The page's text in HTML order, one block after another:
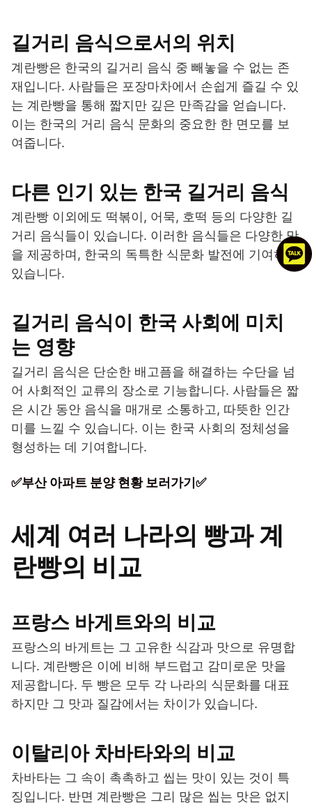
길거리 음식으로서의 위치
계란빵은 한국의 길거리 음식 중 빼놓을 수 없는 존
재입니다. 사람들은 포장마차에서 손쉽게 즐길 수 있
는 계란빵을 통해 짧지만 깊은 만족감을 얻습니다.
이는 한국의 거리 음식 문화의 중요한 한 면모를 보
여줍니다.
다른 인기 있는 한국 길거리 음식
계란빵 이외에도 떡볶이, 어묵, 호떡 등의 다양한 길
거리 음식들이 있습니다. 이러한 음식들은 다양한 맛
을 제공하며, 한국의 독특한 식문화 발전에 기여하고
있습니다.
길거리 음식이 한국 사회에 미치
는 영향
길거리 음식은 단순한 배고픔을 해결하는 수단을 넘
어 사회적인 교류의 장소로 기능합니다. 사람들은 짧
은 시간 동안 음식을 매개로 소통하고, 따뜻한 인간
미를 느낄 수 있습니다. 이는 한국 사회의 정체성을
형성하는 데 기여합니다.
✅부산 아파트 분양 현황 보러가기✅
세계 여러 나라의 빵과 계
란빵의 비교
프랑스 바게트와의 비교
프랑스의 바게트는 그 고유한 식감과 맛으로 유명합
니다. 계란빵은 이에 비해 부드럽고 감미로운 맛을
제공합니다. 두 빵은 모두 각 나라의 식문화를 대표
하지만 그 맛과 질감에서는 차이가 있습니다.
이탈리아 차바타와의 비교
차바타는 그 속이 촉촉하고 씹는 맛이 있는 것이 특
징입니다. 반면 계란빵은 그리 많은 씹는 맛은 없지